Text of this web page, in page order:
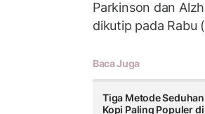
Parkinson dan
dikutip pada Rabu
Baca Juga
Tiga Metode Seduhan
Kopi Paling Populer di